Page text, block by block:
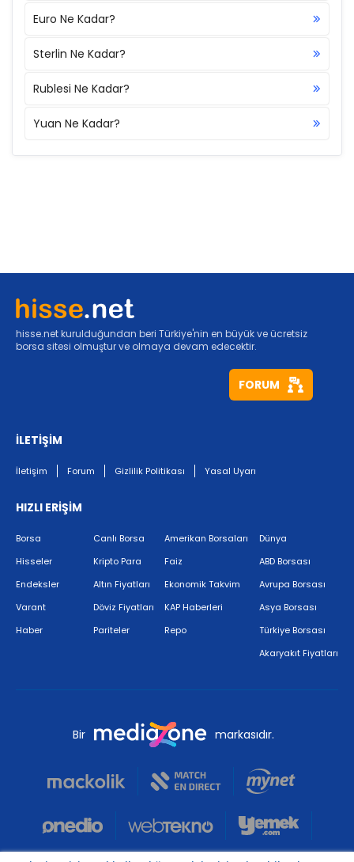
Euro Ne Kadar?
Sterlin Ne Kadar?
Rublesi Ne Kadar?
Yuan Ne Kadar?
hisse.net kurulduğundan beri Türkiye'nin en büyük ve ücretsiz
borsa sitesi olmuştur ve olmaya devam edecektir.
FORUM
İLETİŞİM
İletişim Forum Gizlilik Politikası Yasal Uyarı
HIZLI ERİŞİM
Borsa
Hisseler
Endeksler
Varant
Haber
Canlı Borsa
Kripto Para
Altın Fiyatları
Döviz Fiyatları
Pariteler
Amerikan Borsaları
Faiz
Ekonomik Takvim
KAP Haberleri
Repo
Dünya
ABD Borsası
Avrupa Borsası
Asya Borsası
Türkiye Borsası
Akaryakıt Fiyatları
Bir markasıdır.